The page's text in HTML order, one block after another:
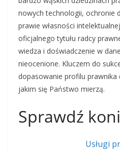
nowych technologii, ochronie
prawie własności
oficjalnego tytułu radcy
wiedza i doświadczenie w
nieocenione. Kluczem do
dopasowanie profilu
jakim się Państwo mierzą.
Sprawdź
Usługi